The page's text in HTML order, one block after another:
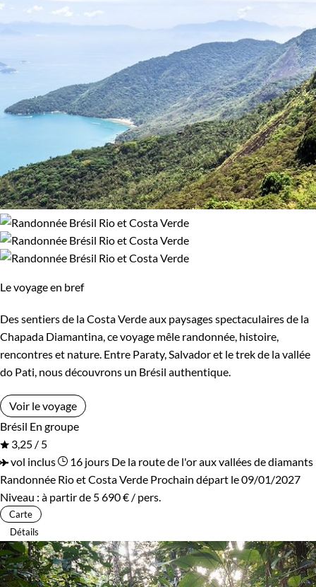
Le voyage en bref
Des sentiers de la Costa Verde aux paysages spectaculaires de la
Chapada Diamantina, ce voyage mêle randonnée, histoire,
rencontres et nature. Entre Paraty, Salvador et le trek de la vallée
do Pati, nous découvrons un Brésil authentique.
Voir le voyage
Brésil En groupe
3,25 / 5
vol inclus
16 jours De la route de l'or aux vallées de diamants
Randonnée Rio et Costa Verde Prochain départ le 09/01/2027
Niveau : à partir de 5 690 € / pers.
Carte
Détails